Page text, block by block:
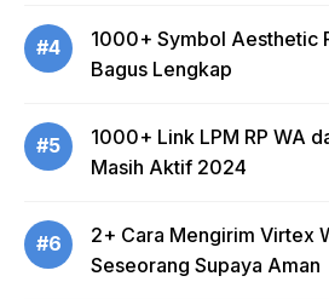
#4
1000+ Symbol Aesthetic
Bagus Lengkap
#5
1000+ Link LPM RP WA
Masih Aktif 2024
#6
2+ Cara Mengirim Virtex
Seseorang Supaya Aman